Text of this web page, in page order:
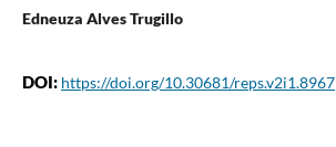
Edneuza Alves Trugillo
DOI: https://doi.org/10.30681/reps.v2i1.8967